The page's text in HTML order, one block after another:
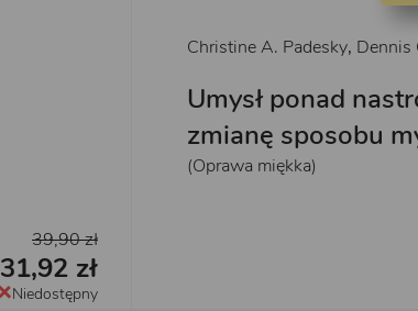
39,90 zł
31,92 zł
Niedostępny
Christine A. Padesky, Dennis
Umysł ponad
zmianę sposobu
(Oprawa miękka)